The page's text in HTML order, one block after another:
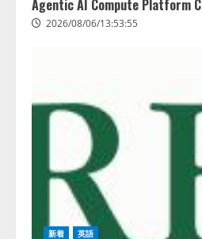
Agentic AI Compute Platform
2026/08/06/13:53:55
新着 英語